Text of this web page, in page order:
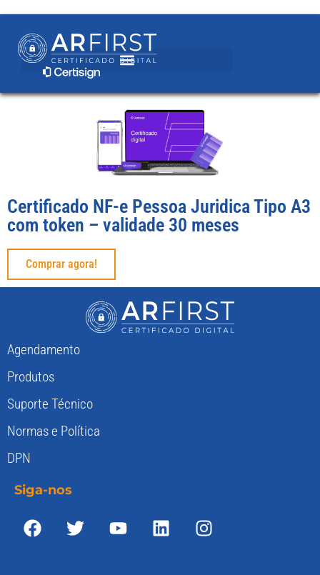
Certificado NF-e Pessoa Juridica Tipo A3
com token – validade 30 meses
Comprar agora!
Agendamento
Produtos
Suporte Técnico
Normas e Política
DPN
Siga-nos